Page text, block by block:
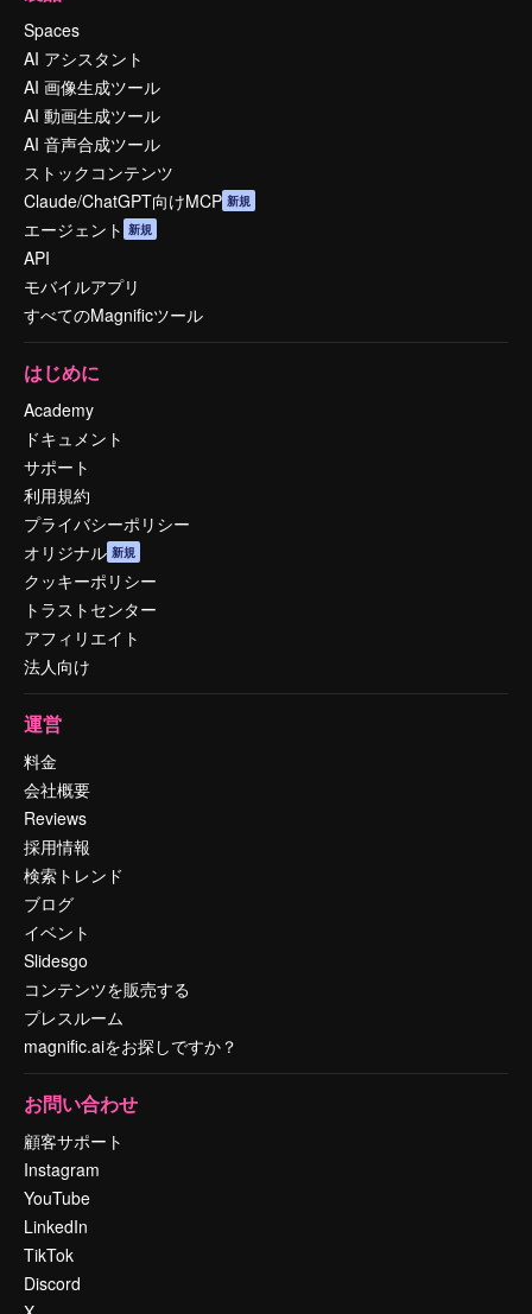
Spaces
AI アシスタント
AI 画像生成ツール
AI 動画生成ツール
AI 音声合成ツール
ストックコンテンツ
Claude/ChatGPT向けMCP 新規
エージェント 新規
API
モバイルアプリ
すべてのMagnificツール
はじめに
Academy
ドキュメント
サポート
利用規約
プライバシーポリシー
オリジナル 新規
クッキーポリシー
トラストセンター
アフィリエイト
法人向け
運営
料金
会社概要
Reviews
採用情報
検索トレンド
ブログ
イベント
Slidesgo
コンテンツを販売する
プレスルーム
magnific.aiをお探しですか？
お問い合わせ
顧客サポート
Instagram
YouTube
LinkedIn
TikTok
Discord